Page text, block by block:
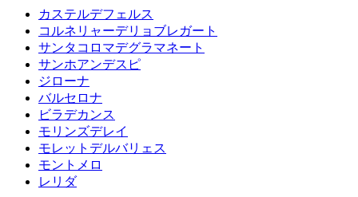
カステルデフェルス
コルネリャーデリョブレガート
サンタコロマデグラマネート
サンホアンデスピ
ジローナ
バルセロナ
ビラデカンス
モリンズデレイ
モレットデルバリェス
モントメロ
レリダ